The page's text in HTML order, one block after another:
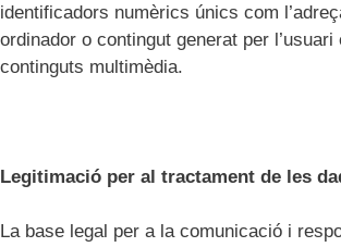
identificadors numèrics únics com
ordinador o contingut generat per
continguts multimèdia.
Legitimació per al tractament de les
La base legal per a la comunicació i